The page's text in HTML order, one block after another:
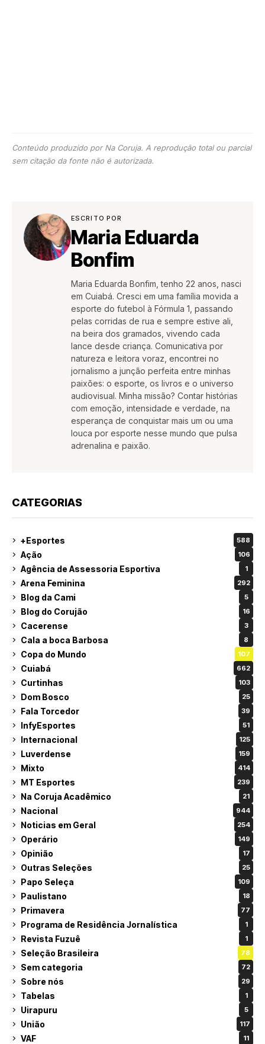
Conteúdo produzido por Na Coruja. A reprodução total ou parcial
sem citação da fonte não é autorizada.
ESCRITO POR
Maria Eduarda
Bonfim
Maria Eduarda Bonfim, tenho 22 anos, nasci
em Cuiabá. Cresci em uma família movida a
esporte do futebol à Fórmula 1, passando
pelas corridas de rua e sempre estive ali,
na beira dos gramados, vivendo cada
lance desde criança. Comunicativa por
natureza e leitora voraz, encontrei no
jornalismo a junção perfeita entre minhas
paixões: o esporte, os livros e o universo
audiovisual. Minha missão? Contar histórias
com emoção, intensidade e verdade, na
esperança de conquistar mais um ou uma
louca por esporte nesse mundo que pulsa
adrenalina e paixão.
CATEGORIAS
+Esportes 588
Ação 106
Agência de Assessoria Esportiva 1
Arena Feminina 292
Blog da Cami 5
Blog do Corujão 16
Cacerense 3
Cala a boca Barbosa 8
Copa do Mundo 107
Cuiabá 662
Curtinhas 103
Dom Bosco 25
Fala Torcedor 39
InfyEsportes 51
Internacional 125
Luverdense 159
Mixto 414
MT Esportes 239
Na Coruja Acadêmico 21
Nacional 944
Noticias em Geral 254
Operário 149
Opinião 17
Outras Seleções 25
Papo Seleça 109
Paulistano 18
Primavera 77
Programa de Residência Jornalística 1
Revista Fuzuê 1
Seleção Brasileira 78
Sem categoria 72
Sobre nós 29
Tabelas 1
Uirapuru 5
União 117
VAF 11